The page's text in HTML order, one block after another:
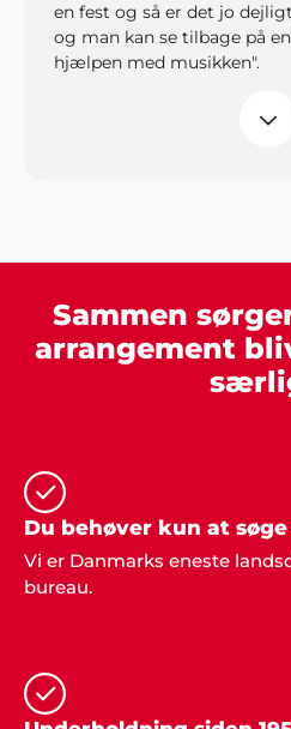
en fest og så er det jo
og man kan se tilbage på
hjælpen med musikken".
Preben, Varde
Sammen
arrangement
Du behøver kun at
Vi er Danmarks eneste
bureau.